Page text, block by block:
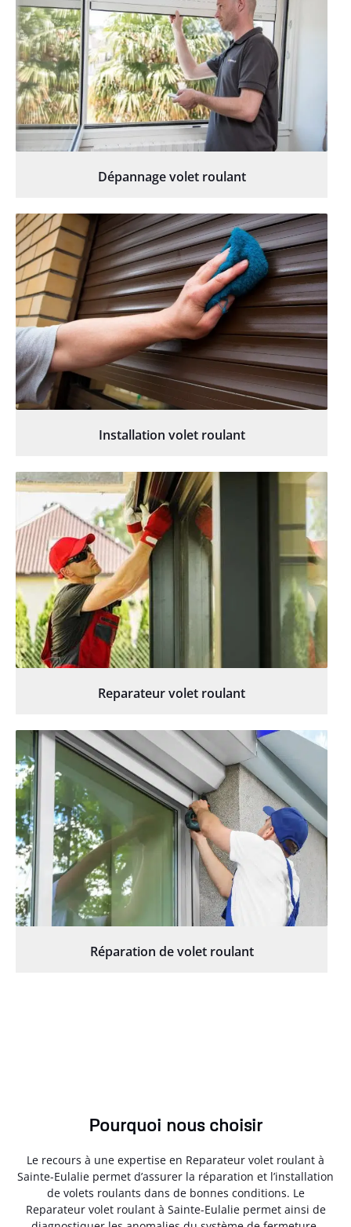
Dépannage volet roulant
Installation volet roulant
Reparateur volet roulant
Réparation de volet roulant
Pourquoi nous choisir
Le recours à une expertise en Reparateur volet roulant à
Sainte-Eulalie permet d’assurer la réparation et l’installation
de volets roulants dans de bonnes conditions. Le
Reparateur volet roulant à Sainte-Eulalie permet ainsi de